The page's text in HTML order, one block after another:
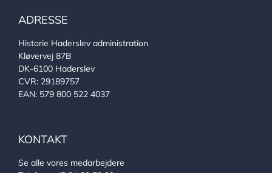
ADRESSE
Historie Haderslev administration
Kløvervej 87B
DK-6100 Haderslev
CVR: 29189757
EAN: 579 800 522 4037
KONTAKT
Se alle vores medarbejdere